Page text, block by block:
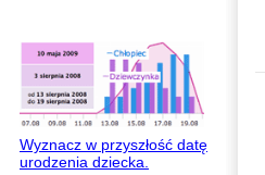
Wyznacz w przyszłość datę
urodzenia dziecka.